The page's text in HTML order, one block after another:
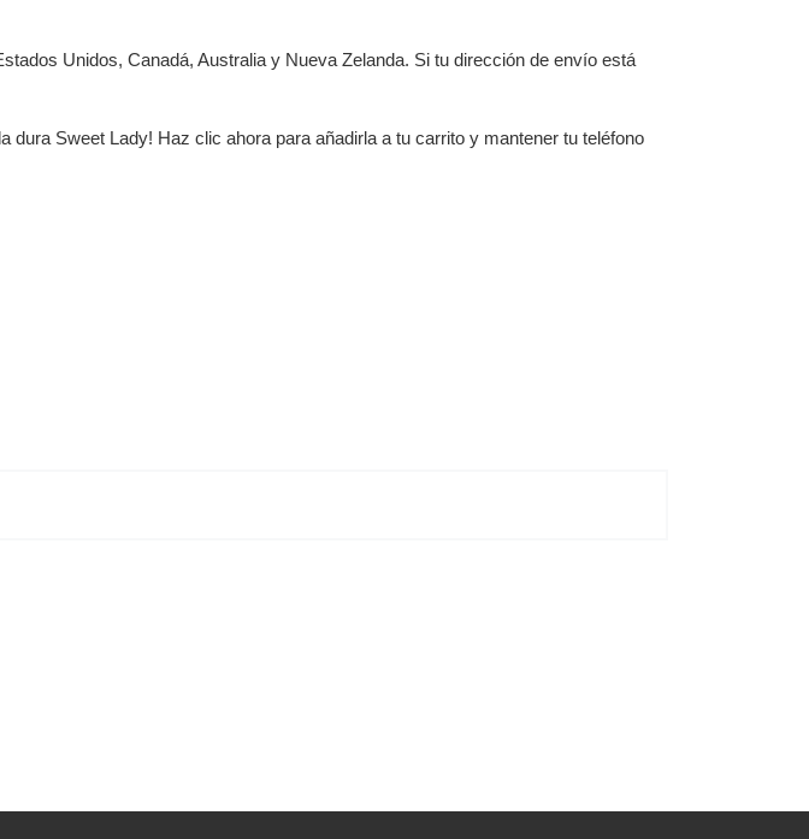
Unidos, Canadá, Australia y Nueva Zelanda. Si tu dirección de envío está
dura Sweet Lady! Haz clic ahora para añadirla a tu carrito y mantener tu teléfono